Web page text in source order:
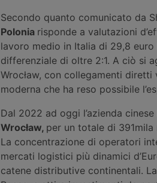
Secondo quanto comunicato da
Polonia risponde a valutazioni
lavoro medio in Italia di 29,8 euro
differenziale di oltre 2:1. A ciò si
Wrocław, con collegamenti
moderna che ha reso possibile
Dal 2022 ad oggi l’azienda cinese
Wrocław, per un totale di
La concentrazione di operatori
mercati logistici più dinamici
catene distributive continentali.